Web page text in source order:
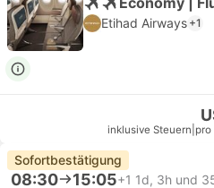
Etihad Airways +1
inklusive Steuern pro
Sofortbestätigung
08:30 15:05+1 1d, 3h und